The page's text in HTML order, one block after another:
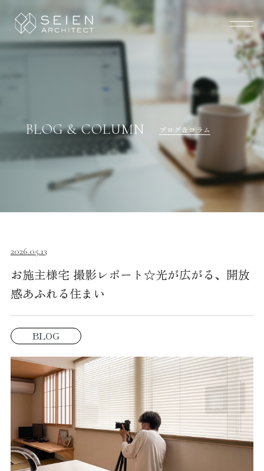
BLOG & COLUMN ブログ＆コラム
2026.05.13
お施主様宅 撮影レポート☆光が広がる、開放
感あふれる住まい
BLOG